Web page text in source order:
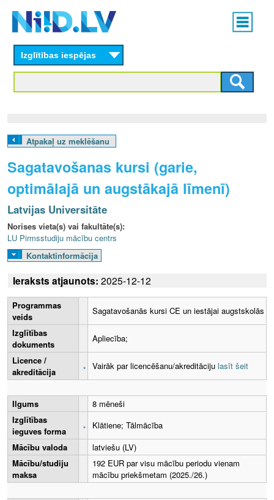
content
Main
menu
L
V
Izglītības iespējas
Atpakaļ uz meklēšanu
Sagatavošanas kursi (garie,
optimālajā un augstākajā līmenī)
Latvijas Universitāte
Norises vieta(s) vai fakultāte(s):
LU Pirmsstudiju mācību centrs
Kontaktinformācija
Ieraksts atjaunots: 2025-12-12
Programmas
veids
Sagatavošanās kursi CE un iestājai augstskolās
Izglītības
dokuments
Apliecība;
Licence /
akreditācija
Vairāk par licencēšanu/akreditāciju lasīt šeit
Ilgums
8 mēneši
Izglītības
ieguves forma
Klātiene; Tālmācība
Mācību valoda
latviešu (LV)
Mācību/studiju
maksa
192 EUR par visu mācību periodu vienam
mācību priekšmetam (2025./26.)